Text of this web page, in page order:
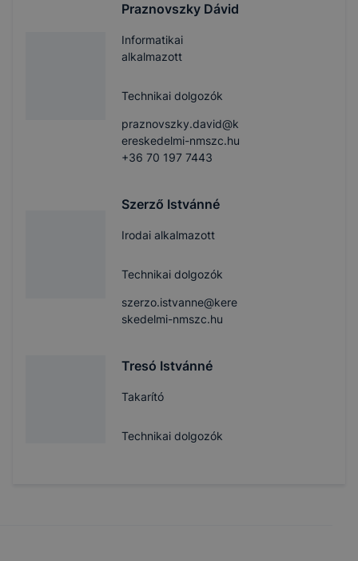
Praznovszky Dávid
Informatikai
alkalmazott
Technikai dolgozók
praznovszky.david@k
ereskedelmi-nmszc.hu
+36 70 197 7443
Szerző Istvánné
Irodai alkalmazott
Technikai dolgozók
szerzo.istvanne@kere
skedelmi-nmszc.hu
Tresó Istvánné
Takarító
Technikai dolgozók